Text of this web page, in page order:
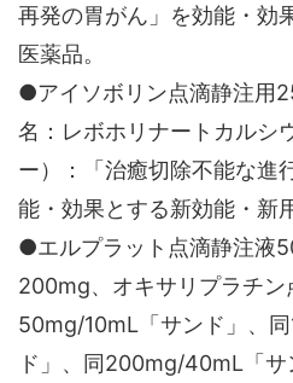
再発の胃がん」を効能・効
医薬品。
●アイソボリン点滴静注用
名：レボホリナートカルシ
ー）：「治癒切除不能な進
能・効果とする新効能・新
●エルプラット点滴静注液
200mg、オキサリプラチン
50mg/10mL「サンド」、
ド」、同200mg/40mL「サ